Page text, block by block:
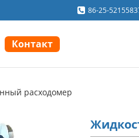
86-25-
Контакт
расходомер